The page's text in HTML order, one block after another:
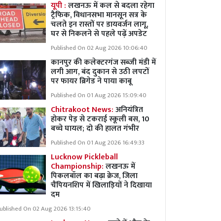
यूपी :लखनऊ में कल से बदला रहेगा
ट्रैफिक, विधानसभा मानसून सत्र के
चलते इन रास्तों पर डायवर्जन लागू,
घर से निकलने से पहले पढ़ें अपडेट
Published On 02 Aug 2026 10:06:40
कानपुर की कलेक्टरगंज सब्जी मंडी में
लगी आग, बंद दुकान से उठी लपटों
पर फायर ब्रिगेड ने पाया काबू
Published On 01 Aug 2026 15:09:40
Chitrakoot News:अनियंत्रित
होकर पेड़ से टकराई स्कूली बस, 10
बच्चे घायल; दो की हालत गंभीर
Published On 01 Aug 2026 16:49:33
Lucknow Pickleball
Championship:लखनऊ में
पिकलबॉल का बढ़ा क्रेज, जिला
चैंपियनशिप में खिलाड़ियों ने दिखाया
दम
On 02 Aug 2026 13:15:40